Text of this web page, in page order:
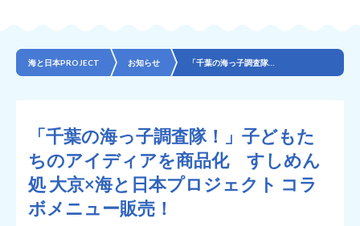
海と日本PROJECT お知らせ
「千葉の海っ子調査隊！」子どもた
ちのアイディアを商品化 すしめん
処 大京×海と日本プロジェクト コラ
ボメニュー販売！